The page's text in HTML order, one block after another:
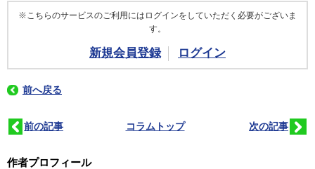
※こちらのサービスのご利用にはログインをしていただく必要がございま
す。
新規会員登録 ログイン
前へ戻る
前の記事 コラムトップ 次の記事
作者プロフィール